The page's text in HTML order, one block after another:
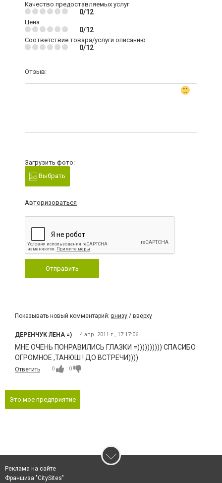
Качество предоставляемых услуг
0/12
Цена
0/12
Соответствие товара/услуги описанию
0/12
Отзыв:
Загрузить фото:
Выбрать
Авторизоваться
Отправить
Показывать новый комментарий: внизу / вверху
ДЕРЕНЧУК ЛЕНА =) 4 апр. 2011 г., 17:17:06
МНЕ ОЧЕНЬ ПОНРАВИЛИСЬ ГЛАЗКИ =)))))))))) СПАСИБО
ОГРОМНОЕ ,ТАНЮШ ! ДО ВСТРЕЧИ))))
Ответить 0 0
Это мое предприятие
Реклама на сайте
Франшиза "CitySites"